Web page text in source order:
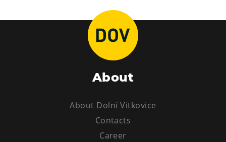
About
About Dolní Vitkovice
Contacts
Career